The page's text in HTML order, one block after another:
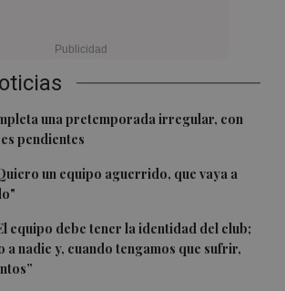
una pretemporada irregular, con
pendientes
un equipo aguerrido, que vaya a
equipo debe tener la identidad del club;
a nadie y, cuando tengamos que sufrir,